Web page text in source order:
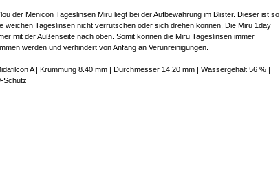
der Menicon Tageslinsen Miru liegt bei der Aufbewahrung im Blister. Dieser ist so
weichen Tageslinsen nicht verrutschen oder sich drehen können. Die Miru 1day
mit der Außenseite nach oben. Somit können die Miru Tageslinsen immer
werden und verhindert von Anfang an Verunreinigungen.
A | Krümmung 8.40 mm | Durchmesser 14.20 mm | Wassergehalt 56 % |
Schutz